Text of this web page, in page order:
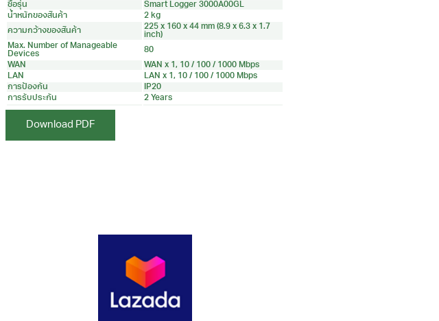
ชื่อรุ่น
Smart Logger 3000A00GL
น้ำหนักของสินค้า
2 kg
ความกว้างของสินค้า
225 x 160 x 44 mm (8.9 x 6.3 x 1.7
inch)
Max. Number of Manageable
Devices
80
WAN
WAN x 1, 10 / 100 / 1000 Mbps
LAN
LAN x 1, 10 / 100 / 1000 Mbps
การป้องกัน
IP20
การรับประกัน
2 Years
Download PDF